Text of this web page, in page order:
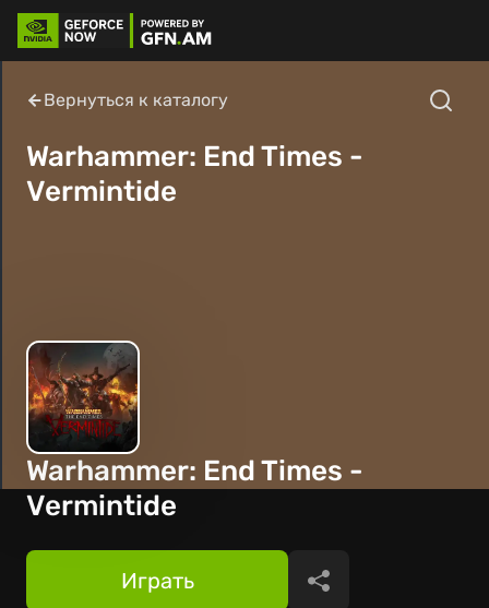
Вернуться к каталогу
Warhammer: End Times -
Vermintide
Warhammer: End Times -
Vermintide
Играть Поделиться